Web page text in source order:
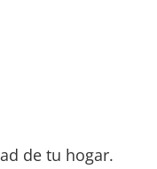
de tu hogar.